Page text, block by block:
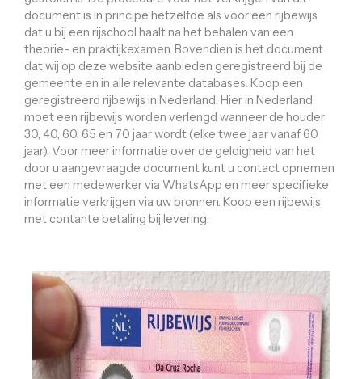
document is in principe hetzelfde als voor een rijbewijs
dat u bij een rijschool haalt na het behalen van een
theorie- en praktijkexamen. Bovendien is het document
dat wij op deze website aanbieden geregistreerd bij de
gemeente en in alle relevante databases. Koop een
geregistreerd rijbewijs in Nederland. Hier in Nederland
moet een rijbewijs worden verlengd wanneer de houder
30, 40, 60, 65 en 70 jaar wordt (elke twee jaar vanaf 60
jaar). Voor meer informatie over de geldigheid van het
door u aangevraagde document kunt u contact opnemen
met een medewerker via WhatsApp en meer specifieke
informatie verkrijgen via uw bronnen. Koop een rijbewijs
met contante betaling bij levering.